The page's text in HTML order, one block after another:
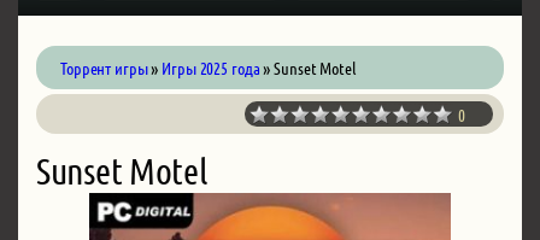
Торрент игры» Игры 2025 года» Sunset Motel
0
Sunset Motel